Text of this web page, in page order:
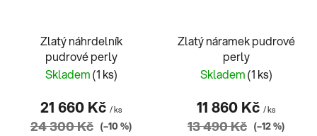
Zlatý náhrdelník
pudrové perly
Skladem(1 ks)
21 660 Kč / ks
24 300 Kč (–10 %)
Zlatý náramek pudrové
perly
Skladem(1 ks)
11 860 Kč / ks
13 490 Kč (–12 %)